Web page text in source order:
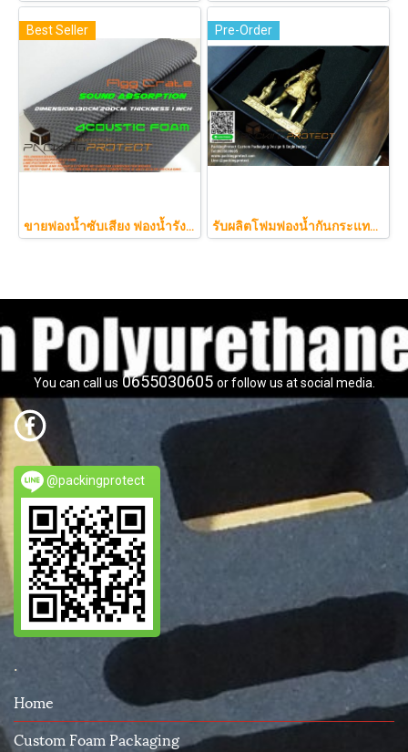
Best Seller
ขายฟองน้ำซับเสียง ฟองน้ำรังไข่ แผ่นซับเสียงห้อง ราคาถูกฟองน้ำรังไข่ แผ่นซับเสียงรังไข่ แผ่นซับเสียงรังไข่ Acoustic foam สีเ
Pre-Order
รับผลิตโฟมฟองน้ำกันกระแทกรับออกแบบบรรจุภัณฑ์โมเดล art toy ต่างๆ
You can call us 0655030605 or follow us at social media.
@packingprotect
.
Home
Custom Foam Packaging